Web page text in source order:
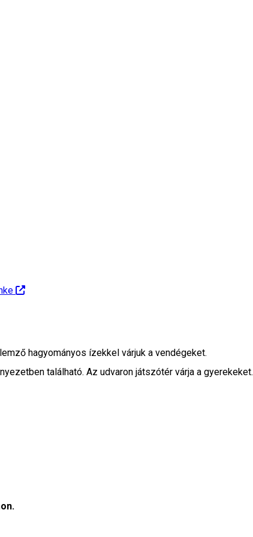
hagyományos ízekkel várjuk a vendégeket.
található. Az udvaron játszótér várja a gyerekeket.